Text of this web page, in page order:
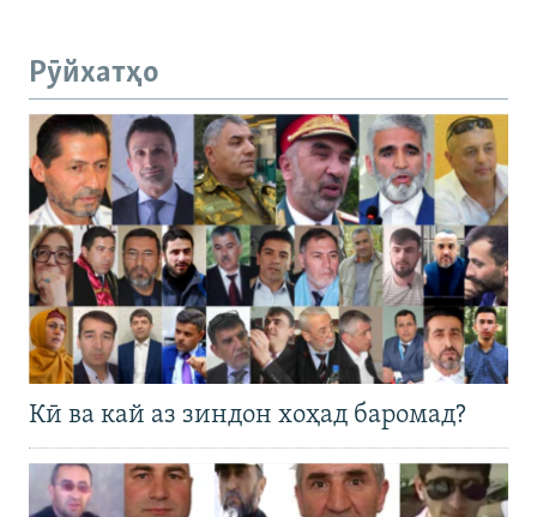
Рӯйхатҳо
Кӣ ва кай аз зиндон хоҳад баромад?